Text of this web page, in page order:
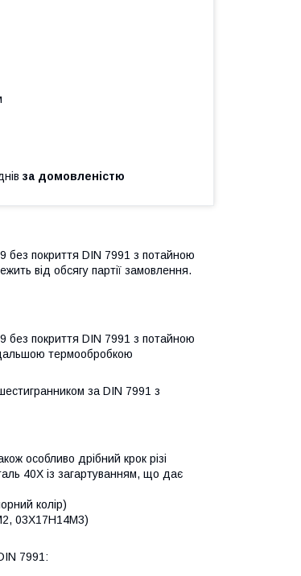
за домовленістю
без покриття DIN 7991 з потайною
від обсягу партії замовлення.
без покриття DIN 7991 з потайною
термообробкою
за DIN 7991 з
особливо дрібний крок різі
40Х із загартуванням, що дає
колір)
03Х17Н14М3)
7991: